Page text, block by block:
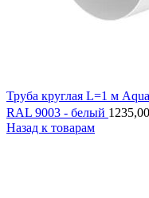
Труба круглая L=1 м
RAL 9003 - белый 1235,00
Назад к товарам